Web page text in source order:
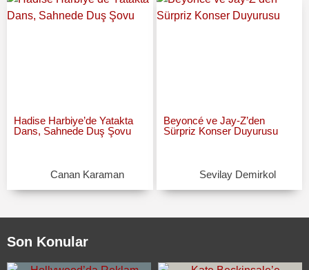
Hadise Harbiye’de Yatakta
Dans, Sahnede Duş Şovu
Canan Karaman
Beyoncé ve Jay-Z’den
Sürpriz Konser Duyurusu
Sevilay Demirkol
Son Konular